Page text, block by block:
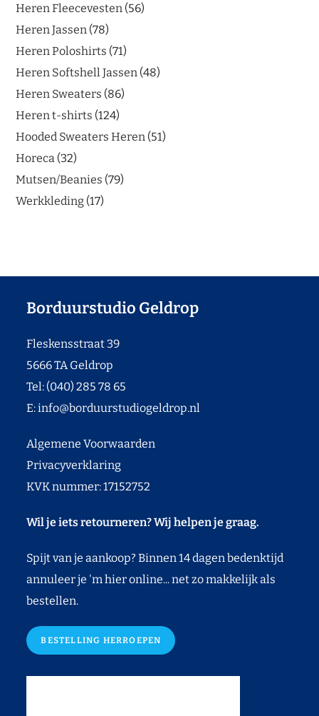
Heren Fleecevesten 56
Heren Jassen 78
Heren Poloshirts 71
Heren Softshell Jassen 48
Heren Sweaters 86
Heren t-shirts 124
Hooded Sweaters Heren 51
Horeca 32
Mutsen/Beanies 79
Werkkleding 17
Borduurstudio Geldrop
Fleskensstraat 39
5666 TA Geldrop
Tel: (040) 285 78 65
E:info@borduurstudiogeldrop.nl
Algemene Voorwaarden
Privacyverklaring
KVK nummer: 17152752
Wil je iets retourneren? Wij helpen je graag.
Spijt van je aankoop? Binnen 14 dagen bedenktijd
annuleer je 'm hier online... net zo makkelijk als
bestellen.
BESTELLING HERROEPEN